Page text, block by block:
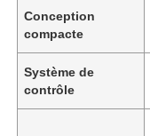
Conception
compacte
Système de
contrôle